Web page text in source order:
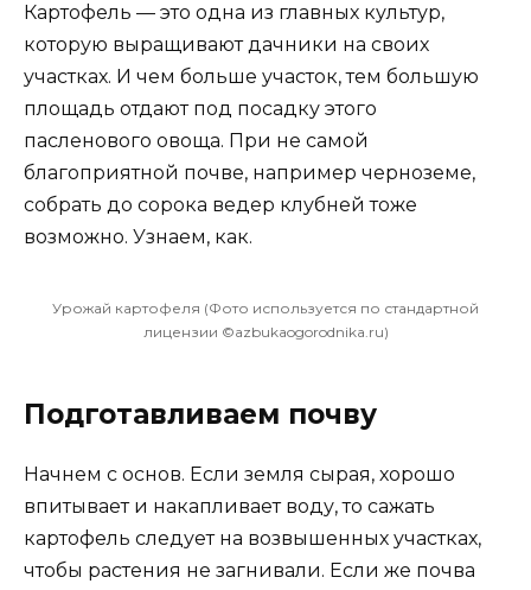
Картофель — это одна из главных культур,
которую выращивают дачники на своих
участках. И чем больше участок, тем большую
площадь отдают под посадку этого
пасленового овоща. При не самой
благоприятной почве, например черноземе,
собрать до сорока ведер клубней тоже
возможно. Узнаем, как.
Урожай картофеля (Фото используется по стандартной
лицензии ©azbukaogorodnika.ru)
Подготавливаем почву
Начнем с основ. Если земля сырая, хорошо
впитывает и накапливает воду, то сажать
картофель следует на возвышенных участках,
чтобы растения не загнивали. Если же почва